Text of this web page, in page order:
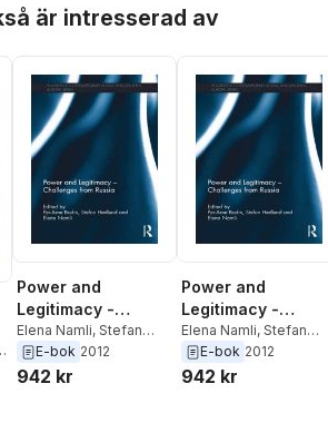
är intresserad av
Power and
Legitimacy -
Challenges from
Russia
Elena Namli, Stefan
Hedlund, Per-Arne
Bodin
E-bok 2012
942 kr
Power and
Legitimacy -
Challenges from
Russia
Elena Namli, Stefan
Hedlund, Per-Arne
Bodin
E-bok 2012
942 kr